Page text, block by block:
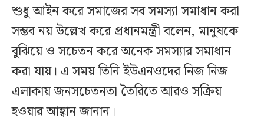
শুধু আইন করে সমাজের সব সমস্যা সমাধান করা
সম্ভব নয় উল্লেখ করে প্রধানমন্ত্রী বলেন, মানুষকে
বুঝিয়ে ও সচেতন করে অনেক সমস্যার সমাধান
করা যায়। এ সময় তিনি ইউএনওদের নিজ নিজ
এলাকায় জনসচেতনতা তৈরিতে আরও সক্রিয়
হওয়ার আহ্বান জানান।